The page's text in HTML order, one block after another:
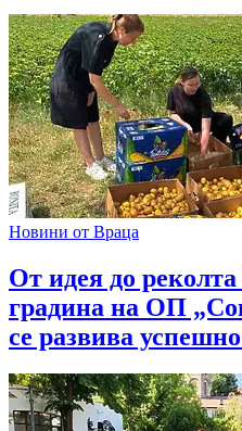
Новини от Враца
От идея до реколта
градина на ОП
се развива